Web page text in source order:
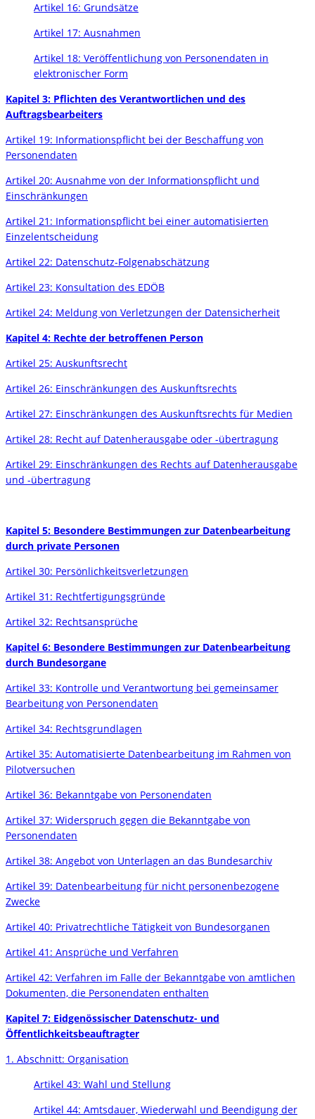
Artikel 16: Grundsätze
Artikel 17: Ausnahmen
Artikel 18: Veröffentlichung von Personendaten in
elektronischer Form
Kapitel 3: Pflichten des Verantwortlichen und des
Auftragsbearbeiters
Artikel 19: Informationspflicht bei der Beschaffung von
Personendaten
Artikel 20: Ausnahme von der Informationspflicht und
Einschränkungen
Artikel 21: Informationspflicht bei einer automatisierten
Einzelentscheidung
Artikel 22: Datenschutz-Folgenabschätzung
Artikel 23: Konsultation des EDÖB
Artikel 24: Meldung von Verletzungen der Datensicherheit
Kapitel 4: Rechte der betroffenen Person
Artikel 25: Auskunftsrecht
Artikel 26: Einschränkungen des Auskunftsrechts
Artikel 27: Einschränkungen des Auskunftsrechts für Medien
Artikel 28: Recht auf Datenherausgabe oder -übertragung
Artikel 29: Einschränkungen des Rechts auf Datenherausgabe
und -übertragung
Kapitel 5: Besondere Bestimmungen zur Datenbearbeitung
durch private Personen
Artikel 30: Persönlichkeitsverletzungen
Artikel 31: Rechtfertigungsgründe
Artikel 32: Rechtsansprüche
Kapitel 6: Besondere Bestimmungen zur Datenbearbeitung
durch Bundesorgane
Artikel 33: Kontrolle und Verantwortung bei gemeinsamer
Bearbeitung von Personendaten
Artikel 34: Rechtsgrundlagen
Artikel 35: Automatisierte Datenbearbeitung im Rahmen von
Pilotversuchen
Artikel 36: Bekanntgabe von Personendaten
Artikel 37: Widerspruch gegen die Bekanntgabe von
Personendaten
Artikel 38: Angebot von Unterlagen an das Bundesarchiv
Artikel 39: Datenbearbeitung für nicht personenbezogene
Zwecke
Artikel 40: Privatrechtliche Tätigkeit von Bundesorganen
Artikel 41: Ansprüche und Verfahren
Artikel 42: Verfahren im Falle der Bekanntgabe von amtlichen
Dokumenten, die Personendaten enthalten
Kapitel 7: Eidgenössischer Datenschutz- und
Öffentlichkeitsbeauftragter
1. Abschnitt: Organisation
Artikel 43: Wahl und Stellung
Artikel 44: Amtsdauer, Wiederwahl und Beendigung der